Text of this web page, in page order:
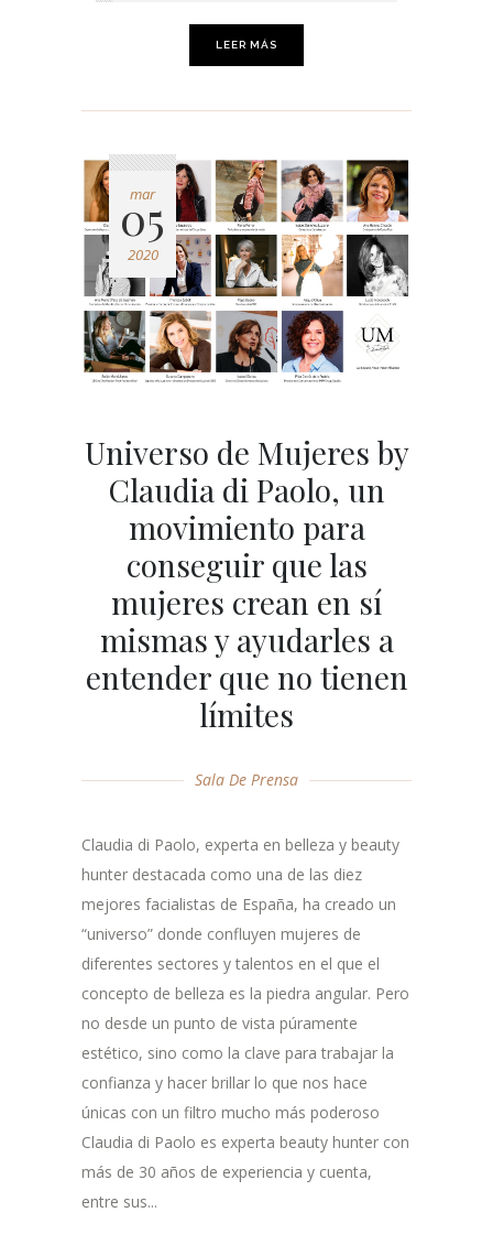
LEER MÁS
mar
05
2020
Universo de Mujeres by
Claudia di Paolo, un
movimiento para
conseguir que las
mujeres crean en sí
mismas y ayudarles a
entender que no tienen
límites
Sala De Prensa
Claudia di Paolo, experta en belleza y beauty
hunter destacada como una de las diez
mejores facialistas de España, ha creado un
“universo” donde confluyen mujeres de
diferentes sectores y talentos en el que el
concepto de belleza es la piedra angular. Pero
no desde un punto de vista púramente
estético, sino como la clave para trabajar la
confianza y hacer brillar lo que nos hace
únicas con un filtro mucho más poderoso
Claudia di Paolo es experta beauty hunter con
más de 30 años de experiencia y cuenta,
entre sus...